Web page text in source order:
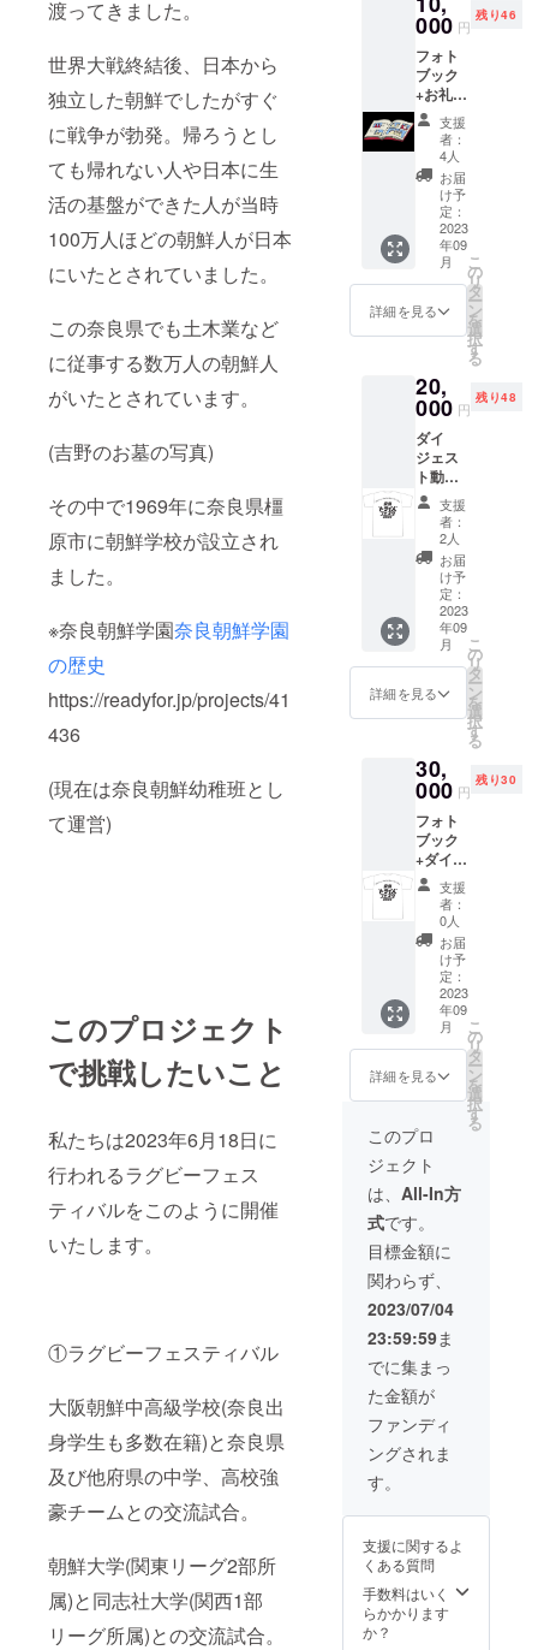
渡ってきました。
世界大戦終結後、日本から
独立した朝鮮でしたがすぐ
に戦争が勃発。帰ろうとし
ても帰れない人や日本に生
活の基盤ができた人が当時
100万人ほどの朝鮮人が日本
にいたとされていました。
この奈良県でも土木業など
に従事する数万人の朝鮮人
がいたとされています。
(吉野のお墓の写真)
その中で1969年に奈良県橿
原市に朝鮮学校が設立され
ました。
※奈良朝鮮学園奈良朝鮮学園
の歴史
https://readyfor.jp/projects/41
436
(現在は奈良朝鮮幼稚班とし
て運営)
このプロジェクト
で挑戦したいこと
私たちは2023年6月18日に
行われるラグビーフェス
ティバルをこのように開催
いたします。
①ラグビーフェスティバル
大阪朝鮮中高級学校(奈良出
身学生も多数在籍)と奈良県
及び他府県の中学、高校強
豪チームとの交流試合。
朝鮮大学(関東リーグ2部所
属)と同志社大学(関西1部
リーグ所属)との交流試合。
スト映
像、イ
ンタ
ビュー
等 ・収
録時
間：６
分~８分
（予
定）
・提供
方法：
視聴用
のURL
をメー
ルで送
000 円
残り46
フォト
ブック
+お礼の
メッセ
－ジカ
－ド ：
フェス
タの一
日を記
録した
フォト
ブック
と実行
委員か
らのお
セージ
のセッ
トを郵
送いた
しま
す。
フォト
ブック
内容
・数
量 ５
０冊
・商
品サイ
ズ A６
・
ページ
支援
者：
4人
お届
け予
定：
2023
年09
月
詳細を見る
こ
の
リ
タ
ー
ン
を
選
択
す
る
20,
000 円
残り48
ダイ
ジェス
ト動画
+大会記
念Ｔ
シャツ
のセッ
イジェ
スト動
画 ：
フェス
タの様
子をま
とめた
ト動画
を配信
いたし
ます。
・動画
内容：
フェス
タのダ
イジェ
スト映
像、イ
ンタ
ビュー
等 ・収
録時
間：６
分~８分
・提供
視聴用
のURL
をメー
ルで送
信いた
しま
す。 ②
サイズ
M、L、
LLとな
りま
す。ポ
リエス
テル１
０
イン
ディ
ゴ、
バーガ
ン
ディ、
支援
者：
2人
お届
け予
定：
2023
年09
月
詳細を見る
こ
の
リ
タ
ー
ン
を
選
択
す
る
30,
000 円
残り30
フォト
ブック
+ダイ
ジェス
ト動画
＋大会
記念Ｔ
シャツ
のセッ
フェス
タの一
日を記
録した
フォト
ク。
フォト
ブック
内容
・数
量 ３
０冊
・商
品サイ
ズ A６
・
ページ
数
４~６
ページ
②ダイ
ジェス
ト動画
様子を
たダイ
ジェス
ト動画
を配信
支援
者：
0人
お届
け予
定：
2023
年09
月
詳細を見る
こ
の
リ
タ
ー
ン
を
選
択
す
る
このプロ
ジェクト
は、 All-In方
式です。
目標金額に
関わらず、
2023/07/04
23:59:59ま
でに集まっ
た金額が
ファンディ
ングされま
す。
支援に関するよ
くある質問
手数料はいく
らかかります
か？